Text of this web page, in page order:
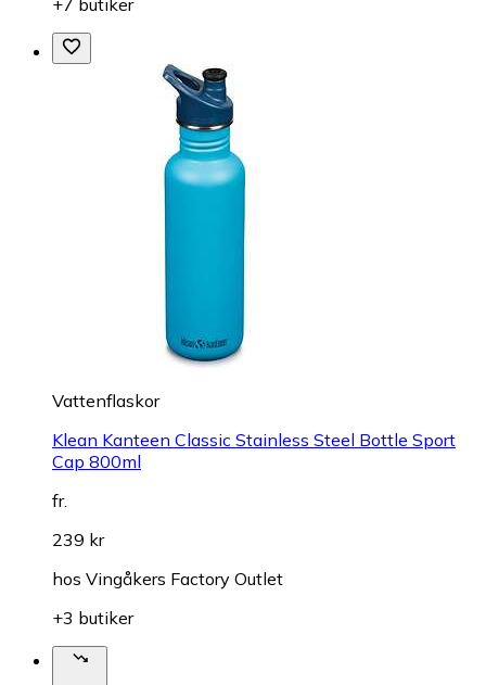
+7 butiker
Vattenflaskor
Klean Kanteen Classic Stainless Steel Bottle Sport
Cap 800ml
fr.
239 kr
hos Vingåkers Factory Outlet
+3 butiker